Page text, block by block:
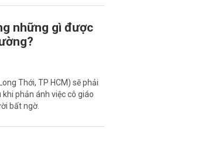
những gì được
Thới, TP HCM) sẽ phải
phản ánh việc cô giáo
bất ngờ.